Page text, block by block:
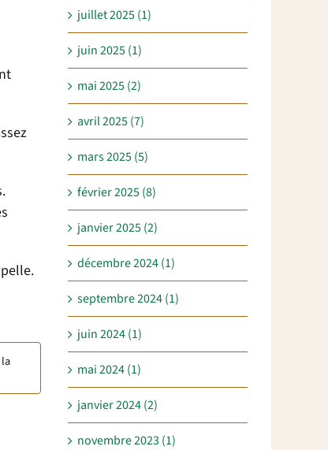
juillet 2025 (1)
juin 2025 (1)
mai 2025 (2)
avril 2025 (7)
mars 2025 (5)
février 2025 (8)
janvier 2025 (2)
décembre 2024 (1)
septembre 2024 (1)
juin 2024 (1)
mai 2024 (1)
janvier 2024 (2)
novembre 2023 (1)